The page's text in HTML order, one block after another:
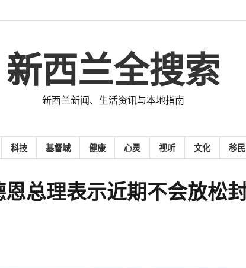
新西兰全搜索
新西兰新闻、生活资讯与本地指南
科技 基督城 健康 心灵 视听 文化 移民
总理表示近期不会放松